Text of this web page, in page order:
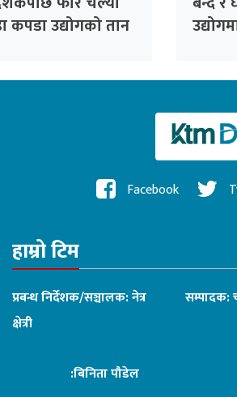
कपडा उद्योगको तान
Facebook
हाम्रो टिम
प्रबन्ध निर्देशक/सञ्चालक: नेत्र
क्षेत्री
सम्पादक:
:बिनिता पौडेल